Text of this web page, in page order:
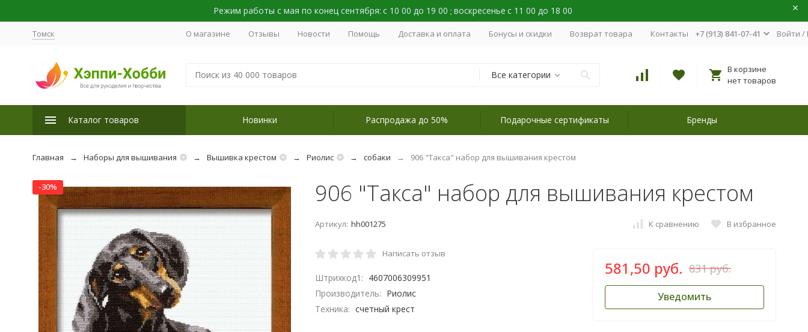
Режим работы с мая по конец сентября: с 10 00 до 19 00 ; воскресенье с 11 00 до 18 00
Томск О магазине Отзывы Новости Помощь Доставка и оплата Бонусы и скидки Возврат товара Контакты +7 (913) 841-07-41 Войти /
Все категории
В корзине
нет товаров
Каталог товаров Новинки Распродажа до 50% Подарочные сертификаты Бренды
Главная Наборы для вышивания Вышивка крестом Риолис собаки 906 "Такса" набор для вышивания крестом
-30% 906 "Такса" набор для вышивания крестом
Артикул: hh001275 К сравнению В избранное
Написать отзыв
Штрихкод1: 4607006309951
Производитель: Риолис
Техника: счетный крест
581,50 руб. 831 руб.
Уведомить